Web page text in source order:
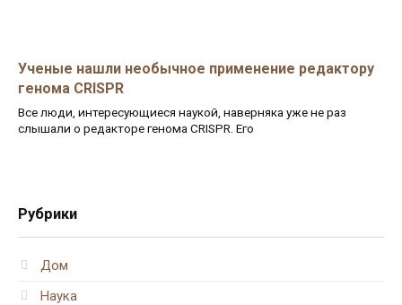
Ученые нашли необычное применение редактору
генома CRISPR
Все люди, интересующиеся наукой, наверняка уже не раз
слышали о редакторе генома CRISPR. Его
Рубрики
Дом
Наука